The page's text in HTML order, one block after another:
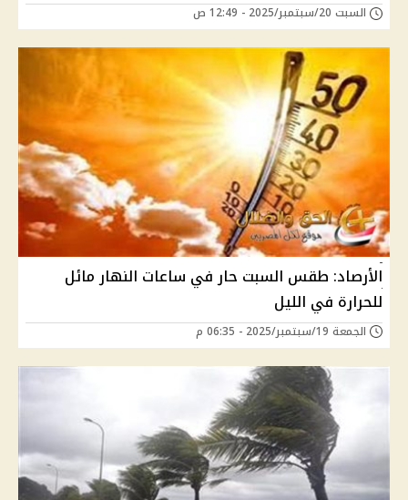
السبت 20/سبتمبر/2025 - 12:49 ص
الأرصاد: طقس السبت حار في ساعات النهار مائل
للحرارة في الليل
الجمعة 19/سبتمبر/2025 - 06:35 م